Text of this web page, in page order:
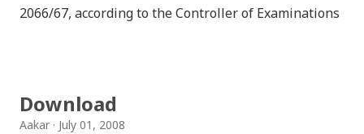
2066/67, according to the Controller of Examinations
Congratulations to all, who passed SLC this year. And
Download
Aakar July 01, 2008